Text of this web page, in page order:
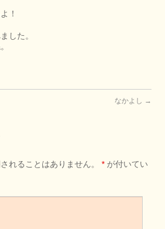
！
した。
なかよし →
れることはありません。 * が付いてい